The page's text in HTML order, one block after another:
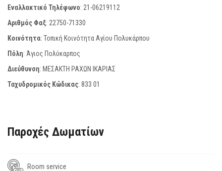
Εναλλακτικό Τηλέφωνο: 21-06219112
Αριθμός Φαξ: 22750-71330
Κοινότητα: Τοπική Κοινότητα Αγίου Πολυκάρπου
Πόλη: Άγιος Πολύκαρπος
Διεύθυνση: ΜΕΣΑΚΤΗ ΡΑΧΩΝ ΙΚΑΡΙΑΣ
Ταχυδρομικός Κώδικας: 833 01
Παροχές Δωματίων
Room service